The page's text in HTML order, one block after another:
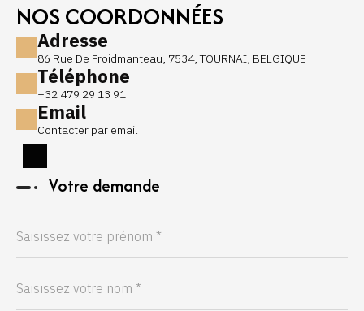
NOS COORDONNÉES
Adresse
86 Rue De Froidmanteau, 7534, TOURNAI, BELGIQUE
Téléphone
+32 479 29 13 91
Email
Contacter par email
Votre demande